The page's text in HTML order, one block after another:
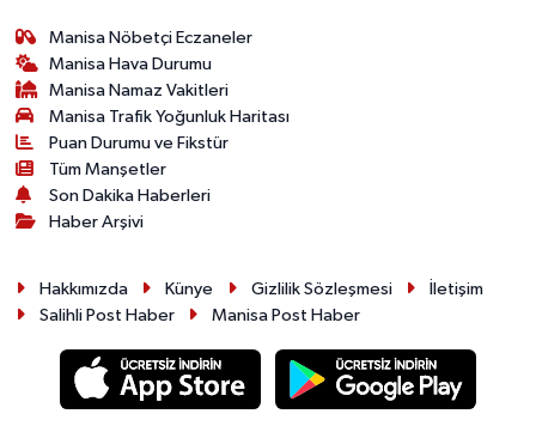
Manisa Nöbetçi Eczaneler
Manisa Hava Durumu
Manisa Namaz Vakitleri
Manisa Trafik Yoğunluk Haritası
Puan Durumu ve Fikstür
Tüm Manşetler
Son Dakika Haberleri
Haber Arşivi
Hakkımızda Künye Gizlilik Sözleşmesi
İletişim
Salihli Post Haber
Manisa Post Haber